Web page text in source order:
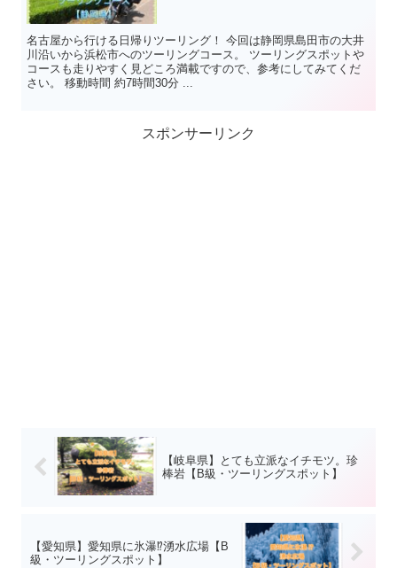
名古屋から行ける日帰りツーリング！ 今回は静岡県島田市の大井
川沿いから浜松市へのツーリングコース。 ツーリングスポットや
コースも走りやすく見どころ満載ですので、参考にしてみてくだ
さい。 移動時間 約7時間30分 ...
スポンサーリンク
【岐阜県】とても立派なイチモツ。珍
棒岩【B級・ツーリングスポット】
【愛知県】愛知県に氷瀑⁉︎湧水広場【B
級・ツーリングスポット】